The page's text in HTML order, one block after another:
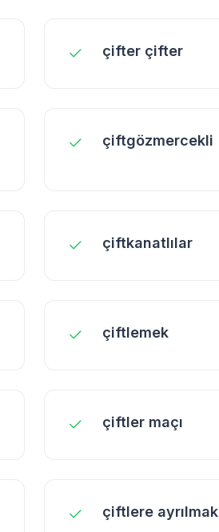
çifter çifter
çiftgözmercekli
çiftkanatlılar
çiftlemek
çiftler maçı
çiftlere ayrılmak